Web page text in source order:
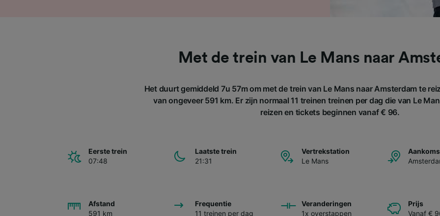
Met de trein van Le Mans naar
Het duurt gemiddeld 7u 57m om met de trein van Le Mans naar Amsterdam te
van ongeveer 591 km. Er zijn normaal 11 treinen treinen per dag die van Le
reizen en tickets beginnen vanaf € 96.
Eerste trein
07:48
Laatste trein
21:31
Vertrekstation
Le Mans
Afstand
591 km
Frequentie
11 treinen per dag
Veranderingen
1x overstappen
Prijs
Vanaf €